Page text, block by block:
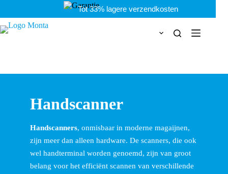
inhoud
Handscanner
Handscanners, onmisbaar in moderne magaijnen,
zijn meer dan alleen hardware. De scanners, die ook
wel handterminal worden genoemd, zijn van groot
belang voor het efficiënt scannen van verschillende